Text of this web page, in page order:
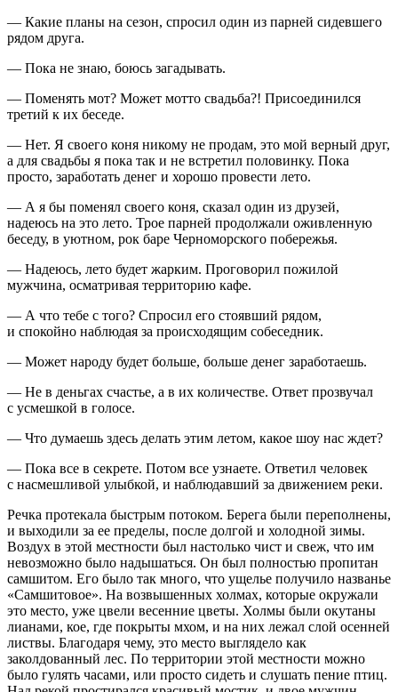
— Какие планы на сезон, спросил один из парней сидевшего
рядом друга.
— Пока не знаю, боюсь загадывать.
— Поменять мот? Может мотто свадьба?! Присоединился
третий к их беседе.
— Нет. Я своего коня никому не продам, это мой верный друг,
а для свадьбы я пока так и не встретил половинку. Пока
просто, заработать денег и хорошо провести лето.
— А я бы поменял своего коня, сказал один из друзей,
надеюсь на это лето. Трое парней продолжали оживленную
беседу, в уютном, рок баре Черноморского побережья.
— Надеюсь, лето будет жарким. Проговорил пожилой
мужчина, осматривая территорию кафе.
— А что тебе с того? Спросил его стоявший рядом,
и спокойно наблюдая за происходящим собеседник.
— Может народу будет больше, больше денег заработаешь.
— Не в деньгах счастье, а в их количестве. Ответ прозвучал
с усмешкой в голосе.
— Что думаешь здесь делать этим летом, какое шоу нас ждет?
— Пока все в секрете. Потом все узнаете. Ответил человек
с насмешливой улыбкой, и наблюдавший за движением реки.
Речка протекала быстрым потоком. Берега были переполнены,
и выходили за ее пределы, после долгой и холодной зимы.
Воздух в этой местности был настолько чист и свеж, что им
невозможно было надышаться. Он был полностью пропитан
самшитом. Его было так много, что ущелье получило названье
«Самшитовое». На возвышенных холмах, которые окружали
это место, уже цвели весенние цветы. Холмы были окутаны
лианами, кое, где покрыты мхом, и на них лежал слой осенней
листвы. Благодаря чему, это место выглядело как
заколдованный лес. По территории этой местности можно
было гулять часами, или просто сидеть и слушать пение птиц.